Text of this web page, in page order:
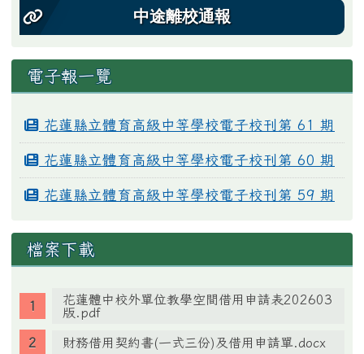
中途離校通報
電子報一覽
花蓮縣立體育高級中等學校電子校刊第 61 期
花蓮縣立體育高級中等學校電子校刊第 60 期
花蓮縣立體育高級中等學校電子校刊第 59 期
檔案下載
花蓮體中校外單位教學空間借用申請表202603
版.pdf
財務借用契約書(一式三份)及借用申請單.docx